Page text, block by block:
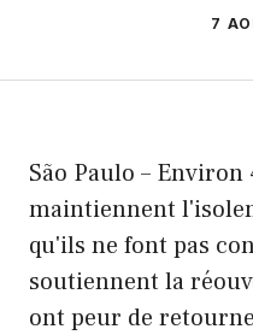
7
São Paulo –
maintiennent
qu'ils ne font pas
soutiennent la
ont peur de